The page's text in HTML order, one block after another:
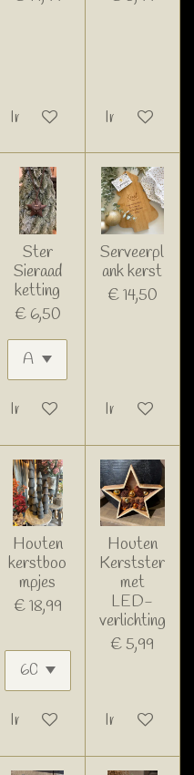
In winkelwagen In
Ster
Sieraad
ketting
€ 6,50
In winkelwagen
Serveerpl
ank kerst
€ 14,50
In
Houten
kerstboo
mpjes
€ 18,99
In winkelwagen
Houten
Kerstster
met
LED-
verlichting
€ 5,99
In